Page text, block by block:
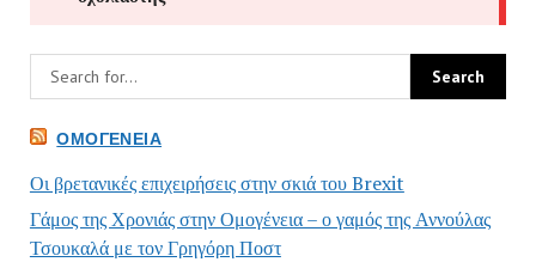
ΟΜΟΓΈΝΕΙΑ
Οι βρετανικές επιχειρήσεις στην σκιά του Brexit
Γάμος της Χρονιάς στην Ομογένεια – ο γαμός της Αννούλας
Τσουκαλά με τον Γρηγόρη Ποστ